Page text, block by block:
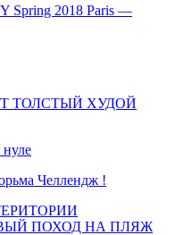
Spring 2018 Paris —
ТОЛСТЫЙ ХУДОЙ
Челлендж !
ПОХОД НА ПЛЯЖ